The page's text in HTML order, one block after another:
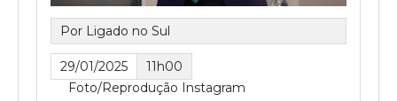
Por Ligado no Sul
29/01/2025
11h00
Foto/Reprodução Instagram